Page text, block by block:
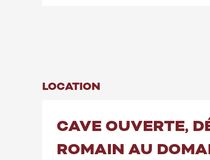
LOCATION
CAVE OUVERTE,
ROMAIN AU